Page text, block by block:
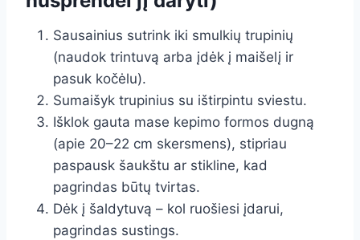
Sausainius sutrink iki smulkių trupinių
(naudok trintuvą arba įdėk į maišelį ir
pasuk kočėlu).
Sumaišyk trupinius su ištirpintu sviestu.
Išklok gauta mase kepimo formos dugną
(apie 20–22 cm skersmens), stipriau
paspausk šaukštu ar stikline, kad
pagrindas būtų tvirtas.
Dėk į šaldytuvą – kol ruošiesi įdarui,
pagrindas sustings.